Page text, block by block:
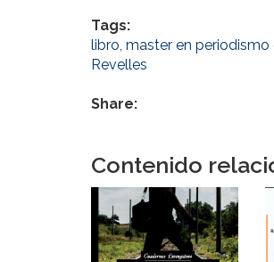
Tags:
libro, master en periodismo
Revelles
Share:
Contenido